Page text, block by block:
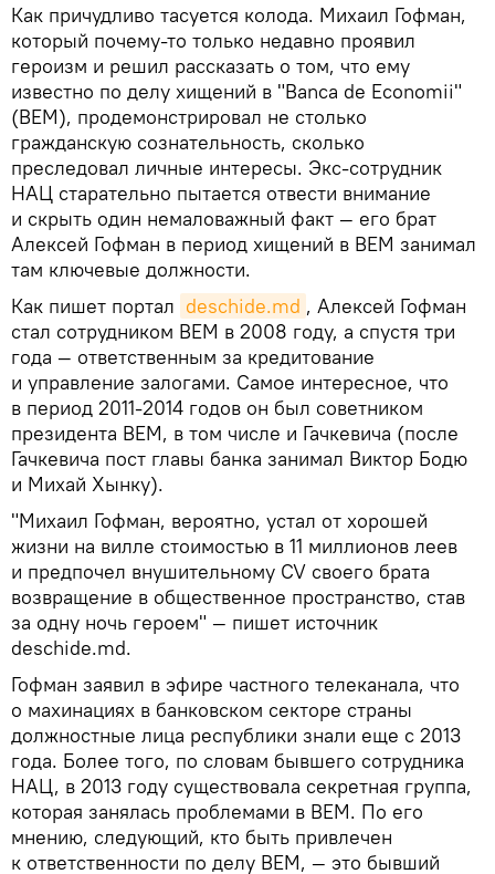
Как причудливо тасуется колода. Михаил Гофман,
который почему-то только недавно проявил
героизм и решил рассказать о том, что ему
известно по делу хищений в "Banca de Economii"
(ВЕМ), продемонстрировал не столько
гражданскую сознательность, сколько
преследовал личные интересы. Экс-сотрудник
НАЦ старательно пытается отвести внимание
и скрыть один немаловажный факт — его брат
Алексей Гофман в период хищений в ВЕМ занимал
там ключевые должности.
Как пишет портал deschide.md , Алексей Гофман
стал сотрудником ВЕМ в 2008 году, а спустя три
года — ответственным за кредитование
и управление залогами. Самое интересное, что
в период 2011-2014 годов он был советником
президента BEM, в том числе и Гачкевича (после
Гачкевича пост главы банка занимал Виктор Бодю
и Михай Хынку).
"Михаил Гофман, вероятно, устал от хорошей
жизни на вилле стоимостью в 11 миллионов леев
и предпочел внушительному CV своего брата
возвращение в общественное пространство, став
за одну ночь героем" — пишет источник
deschide.md.
Гофман заявил в эфире частного телеканала, что
о махинациях в банковском секторе страны
должностные лица республики знали еще с 2013
года. Более того, по словам бывшего сотрудника
НАЦ, в 2013 году существовала секретная группа,
которая занялась проблемами в ВЕМ. По его
мнению, следующий, кто быть привлечен
к ответственности по делу ВЕМ, — это бывший